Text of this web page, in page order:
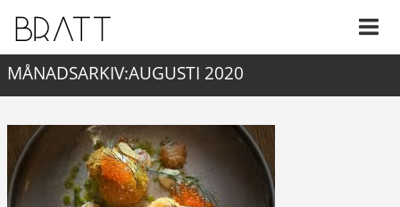
MÅNADSARKIV:AUGUSTI 2020